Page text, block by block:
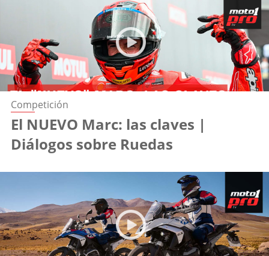
Competición
El NUEVO Marc: las claves |
Diálogos sobre Ruedas